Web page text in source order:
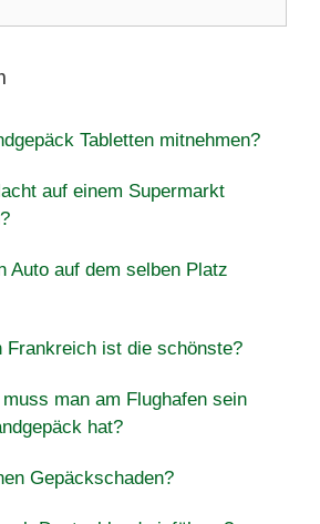
Tabletten mitnehmen?
auf einem Supermarkt
Auto auf dem selben Platz
Frankreich ist die schönste?
man am Flughafen sein
hat?
Gepäckschaden?